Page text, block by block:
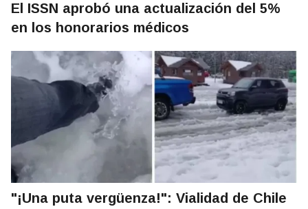
El ISSN aprobó una actualización del 5%
en los honorarios médicos
"¡Una puta vergüenza!": Vialidad de Chile